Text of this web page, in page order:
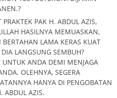
PAK H. ABDUL AZIS,
HASILNYA MEMUASKAN,
BERTAHAN LAMA KERAS KUAT
LANGSUNG SEMBUH?
ANDA DEMI MENJAGA
OLEHNYA, SEGERA
HANYA DI PENGOBATAN
ABDUL AZIS.